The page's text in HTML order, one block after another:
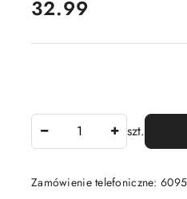
cena:
32.99
szt.
Zamówienie telefoniczne: